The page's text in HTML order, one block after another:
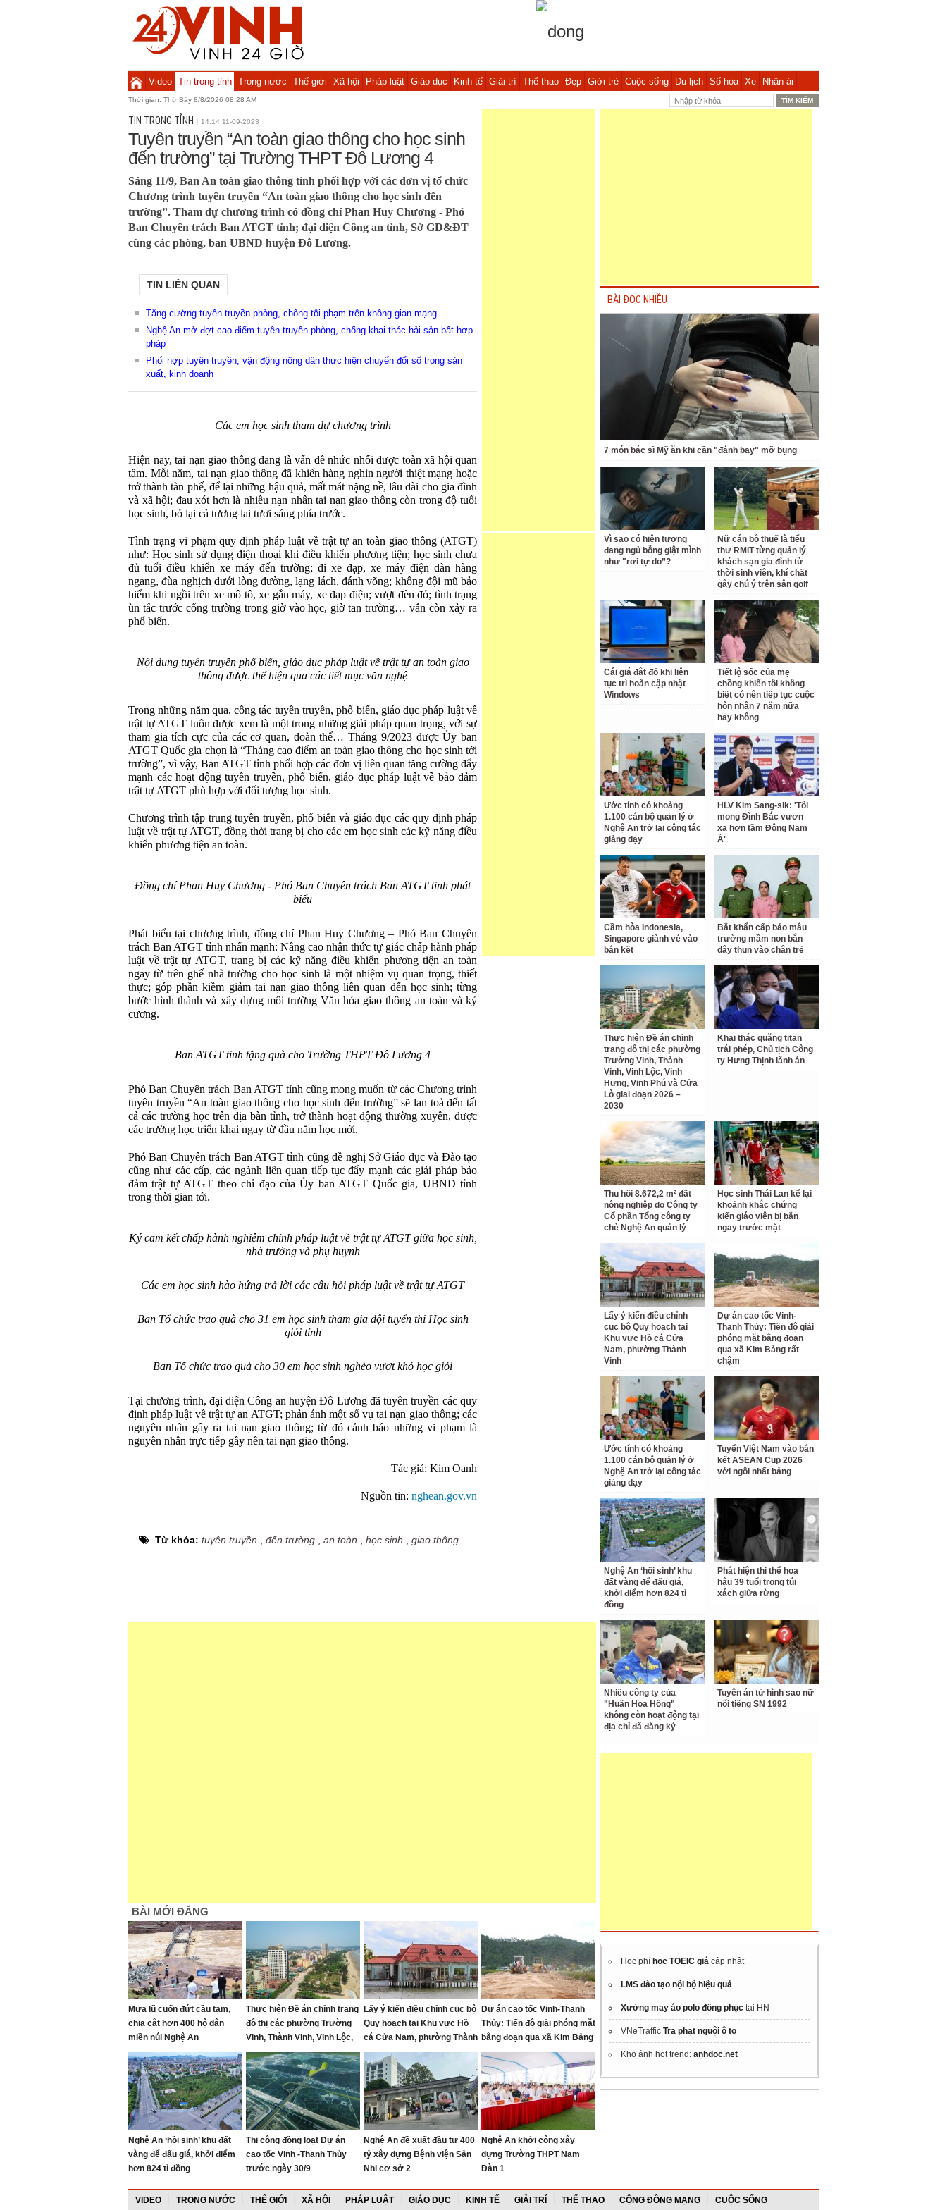
Video Tin trong tỉnh Trong nước Thế giới Xã hội Pháp luật Giáo dục Kinh tế Giải trí Thể thao Đẹp Giới trẻ Cuộc sống Du lịch Số hóa Xe Nhân ái
Thời gian: Thứ Bảy 8/8/2026 08:28 AM
TIN TRONG TỈNH 14:14 11-09-2023
Tuyên truyền “An toàn giao thông cho học sinh
đến trường” tại Trường THPT Đô Lương 4
Sáng 11/9, Ban An toàn giao thông tỉnh phối hợp với các đơn vị tổ chức
Chương trình tuyên truyền “An toàn giao thông cho học sinh đến
trường”. Tham dự chương trình có đồng chí Phan Huy Chương - Phó
Ban Chuyên trách Ban ATGT tỉnh; đại diện Công an tỉnh, Sở GD&ĐT
cùng các phòng, ban UBND huyện Đô Lương.
TIN LIÊN QUAN
Tăng cường tuyên truyền phòng, chống tội phạm trên không gian mạng
Nghệ An mở đợt cao điểm tuyên truyền phòng, chống khai thác hải sản bất hợp
pháp
Phối hợp tuyên truyền, vận động nông dân thực hiện chuyển đổi số trong sản
xuất, kinh doanh
Các em học sinh tham dự chương trình
Hiện nay, tai nạn giao thông đang là vấn đề nhức nhối được toàn xã hội quan
tâm. Mỗi năm, tai nạn giao thông đã khiến hàng nghìn người thiệt mạng hoặc
trở thành tàn phế, để lại những hậu quả, mất mát nặng nề, lâu dài cho gia đình
và xã hội; đau xót hơn là nhiều nạn nhân tai nạn giao thông còn trong độ tuổi
học sinh, bỏ lại cả tương lai tươi sáng phía trước.
Tình trạng vi phạm quy định pháp luật về trật tự an toàn giao thông (ATGT)
như: Học sinh sử dụng điện thoại khi điều khiển phương tiện; học sinh chưa
đủ tuổi điều khiển xe máy đến trường; đi xe đạp, xe máy điện dàn hàng
ngang, đùa nghịch dưới lòng đường, lạng lách, đánh võng; không đội mũ bảo
hiểm khi ngồi trên xe mô tô, xe gắn máy, xe đạp điện; vượt đèn đỏ; tình trạng
ùn tắc trước cổng trường trong giờ vào học, giờ tan trường… vẫn còn xảy ra
phổ biến.
Nội dung tuyên truyền phổ biến, giáo dục pháp luật về trật tự an toàn giao
thông được thể hiện qua các tiết mục văn nghệ
Trong những năm qua, công tác tuyên truyền, phổ biến, giáo dục pháp luật về
trật tự ATGT luôn được xem là một trong những giải pháp quan trọng, với sự
tham gia tích cực của các cơ quan, đoàn thể… Tháng 9/2023 được Ủy ban
ATGT Quốc gia chọn là “Tháng cao điểm an toàn giao thông cho học sinh tới
trường”, vì vậy, Ban ATGT tỉnh phối hợp các đơn vị liên quan tăng cường đẩy
mạnh các hoạt động tuyên truyền, phổ biến, giáo dục pháp luật về bảo đảm
trật tự ATGT phù hợp với đối tượng học sinh.
Chương trình tập trung tuyên truyền, phổ biến và giáo dục các quy định pháp
luật về trật tự ATGT, đồng thời trang bị cho các em học sinh các kỹ năng điều
khiển phương tiện an toàn.
Đồng chí Phan Huy Chương - Phó Ban Chuyên trách Ban ATGT tỉnh phát
biểu
Phát biểu tại chương trình, đồng chí Phan Huy Chương – Phó Ban Chuyên
trách Ban ATGT tỉnh nhấn mạnh: Nâng cao nhận thức tự giác chấp hành pháp
luật về trật tự ATGT, trang bị các kỹ năng điều khiển phương tiện an toàn
ngay từ trên ghế nhà trường cho học sinh là một nhiệm vụ quan trọng, thiết
thực; góp phần kiềm giảm tai nạn giao thông liên quan đến học sinh; từng
bước hình thành và xây dựng môi trường Văn hóa giao thông an toàn và kỷ
cương.
Ban ATGT tỉnh tặng quà cho Trường THPT Đô Lương 4
Phó Ban Chuyên trách Ban ATGT tỉnh cũng mong muốn từ các Chương trình
tuyên truyền “An toàn giao thông cho học sinh đến trường” sẽ lan toả đến tất
cả các trường học trên địa bàn tỉnh, trở thành hoạt động thường xuyên, được
các trường học triển khai ngay từ đầu năm học mới.
Phó Ban Chuyên trách Ban ATGT tỉnh cũngđề nghị Sở Giáo dục và Đào tạo
cũng như các cấp, các ngành liên quan tiếp tục đẩy mạnh các giải pháp bảo
đảm trật tựATGT theo chỉ đạo của Ủy ban ATGT Quốc gia, UBND tỉnh
trong thời gian tới.
Ký cam kết chấp hành nghiêm chỉnh pháp luật về trật tự ATGT giữa học sinh,
nhà trường và phụ huynh
Các em học sinh hào hứng trả lời các câu hỏi pháp luật về trật tự ATGT
Ban Tổ chức trao quà cho 31 em học sinh tham gia đội tuyển thi Học sinh
giỏi tỉnh
Ban Tổ chức trao quà cho 30 em học sinh nghèo vượt khó học giỏi
Tại chương trình, đại diện Công an huyện Đô Lương đã tuyên truyền các quy
định pháp luật về trật tự an ATGT; phản ánh một số vụ tai nạn giao thông; các
nguyên nhân gây ra tai nạn giao thông; từ đó cảnh báo những vi phạm là
nguyên nhân trực tiếp gây nên tai nạn giao thông.
Tác giả: Kim Oanh
Nguồn tin: nghean.gov.vn
Từ khóa: tuyên truyền đến trường an toàn học sinh giao thông
BÀI MỚI ĐĂNG
Mưa lũ cuốn đứt cầu tạm,
chia cắt hơn 400 hộ dân
miền núi Nghệ An
Thực hiện Đề án chỉnh trang
đô thị các phường Trường
Vinh, Thành Vinh, Vinh Lộc,
Vinh Hưng, Vinh Phú và Cửa
Lò giai đoạn 2026 – 2030
Lấy ý kiến điều chỉnh cục bộ
Quy hoạch tại Khu vực Hồ
cá Cửa Nam, phường Thành
Vinh
Dự án cao tốc Vinh-Thanh
Thủy: Tiến độ giải phóng mặt
bằng đoạn qua xã Kim Bảng
rất chậm
Nghệ An ‘hồi sinh’ khu đất
vàng để đấu giá, khởi điểm
hơn 824 tỉ đồng
Thi công đồng loạt Dự án
cao tốc Vinh -Thanh Thủy
trước ngày 30/9
Nghệ An đề xuất đầu tư 400
tỷ xây dựng Bệnh viện Sản
Nhi cơ sở 2
Nghệ An khởi công xây
dựng Trường THPT Nam
Đàn 1
BÀI ĐỌC NHIỀU
7 món bác sĩ Mỹ ăn khi cần "đánh bay" mỡ bụng
Vì sao có hiện tượng
đang ngủ bỗng giật mình
như "rơi tự do”?
Nữ cán bộ thuế là tiểu
thư RMIT từng quản lý
khách sạn gia đình từ
thời sinh viên, khí chất
gây chú ý trên sân golf
Cái giá đắt đỏ khi liên
tục trì hoãn cập nhật
Windows
Tiết lộ sốc của mẹ
chồng khiến tôi không
biết có nên tiếp tục cuộc
hôn nhân 7 năm nữa
hay không
Ước tính có khoảng
1.100 cán bộ quản lý ở
Nghệ An trở lại công tác
giảng dạy
HLV Kim Sang-sik: 'Tôi
mong Đình Bắc vươn
xa hơn tầm Đông Nam
Á'
Cầm hòa Indonesia,
Singapore giành vé vào
bán kết
Bắt khẩn cấp bảo mẫu
trường mầm non bắn
dây thun vào chân trẻ
Thực hiện Đề án chỉnh
trang đô thị các phường
Trường Vinh, Thành
Vinh, Vinh Lộc, Vinh
Hưng, Vinh Phú và Cửa
Lò giai đoạn 2026 –
2030
Khai thác quặng titan
trái phép, Chủ tịch Công
ty Hưng Thịnh lãnh án
Thu hồi 8.672,2 m² đất
nông nghiệp do Công ty
Cổ phần Tổng công ty
chè Nghệ An quản lý
Học sinh Thái Lan kể lại
khoảnh khắc chứng
kiến giáo viên bị bắn
ngay trước mặt
Lấy ý kiến điều chỉnh
cục bộ Quy hoạch tại
Khu vực Hồ cá Cửa
Nam, phường Thành
Vinh
Dự án cao tốc Vinh-
Thanh Thủy: Tiến độ giải
phóng mặt bằng đoạn
qua xã Kim Bảng rất
chậm
Ước tính có khoảng
1.100 cán bộ quản lý ở
Nghệ An trở lại công tác
giảng dạy
Tuyển Việt Nam vào bán
kết ASEAN Cup 2026
với ngôi nhất bảng
Nghệ An ‘hồi sinh’ khu
đất vàng để đấu giá,
khởi điểm hơn 824 tỉ
đồng
Phát hiện thi thể hoa
hậu 39 tuổi trong túi
xách giữa rừng
Nhiều công ty của
"Huấn Hoa Hồng"
không còn hoạt động tại
địa chỉ đã đăng ký
Tuyên án tử hình sao nữ
nổi tiếng SN 1992
Học phí học TOEIC giá cập nhật
LMS đào tạo nội bộ hiệu quả
Xưởng may áo polo đồng phục tại HN
VNeTraffic Tra phạt nguội ô to
Kho ảnh hot trend: anhdoc.net
VIDEO TRONG NƯỚC THẾ GIỚI XÃ HỘI PHÁP LUẬT GIÁO DỤC KINH TẾ GIẢI TRÍ THỂ THAO CỘNG ĐỒNG MẠNG CUỘC SỐNG